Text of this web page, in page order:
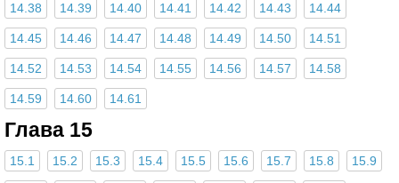
14.38 14.39 14.40 14.41 14.42 14.43 14.44
14.45 14.46 14.47 14.48 14.49 14.50 14.51
14.52 14.53 14.54 14.55 14.56 14.57 14.58
14.59 14.60 14.61
Глава 15
15.1 15.2 15.3 15.4 15.5 15.6 15.7 15.8 15.9